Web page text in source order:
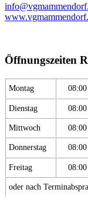
Öffnungszeiten
Montag
Dienstag
Mittwoch
Donnerstag
Freitag
oder nach